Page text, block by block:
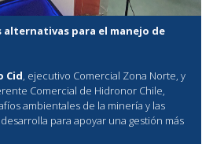
para el manejo de
Cid, ejecutivo Comercial Zona Norte, y
Comercial de Hidronor Chile,
ambientales de la minería y las
para apoyar una gestión más